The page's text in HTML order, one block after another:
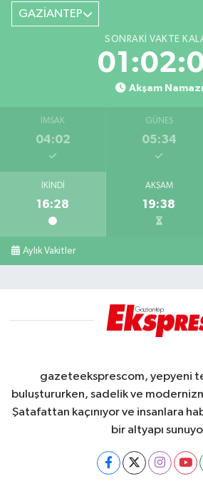
GAZİANTEP
SONRAKI VAKTE
Akşam Namazı
İMSAK
04:02
GÜNEŞ
05:34
İKINDI
16:28
AKŞAM
19:38
Aylık Vakitler
gazeteeksprescom, yepyeni
buluştururken, sadelik ve
Şatafattan kaçınıyor ve insanlara
bir altyapı